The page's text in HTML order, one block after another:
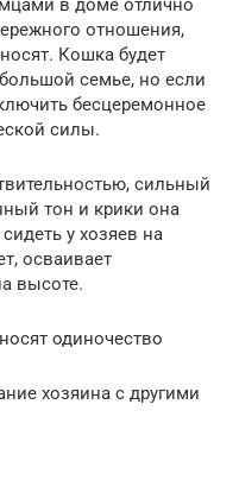
в доме отлично
отношения,
Кошка будет
семье, но если
бесцеремонное
силы.
сильный
тон и крики она
у хозяев на
осваивает
высоте.
одиночество
хозяина с другими